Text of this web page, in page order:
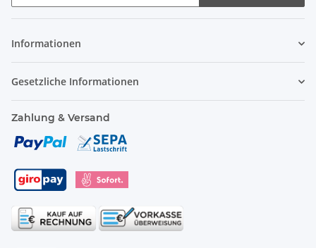
Informationen
Gesetzliche Informationen
Zahlung & Versand